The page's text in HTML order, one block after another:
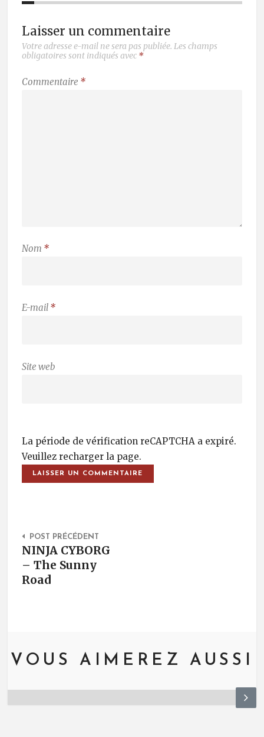
Laisser un commentaire
Votre adresse e-mail ne sera pas publiée. Les champs
obligatoires sont indiqués avec *
Commentaire *
Nom *
E-mail *
Site web
La période de vérification reCAPTCHA a expiré.
Veuillez recharger la page.
Post Navigation
POST PRÉCÉDENT
NINJA CYBORG
– The Sunny
Road
VOUS AIMEREZ AUSSI